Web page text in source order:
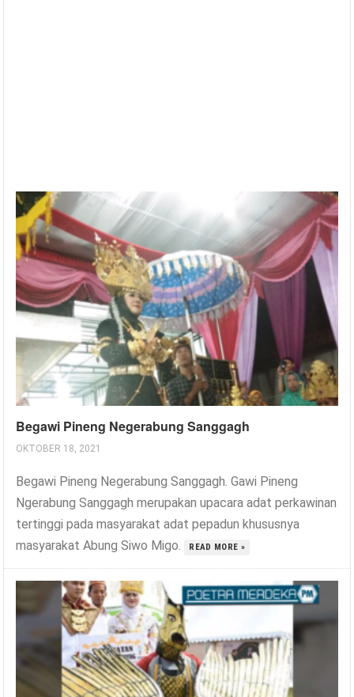
Begawi Pineng Negerabung Sanggagh
OKTOBER 18, 2021
Begawi Pineng Negerabung Sanggagh. Gawi Pineng
Ngerabung Sanggagh merupakan upacara adat perkawinan
tertinggi pada masyarakat adat pepadun khususnya
masyarakat Abung Siwo Migo.
READ MORE »